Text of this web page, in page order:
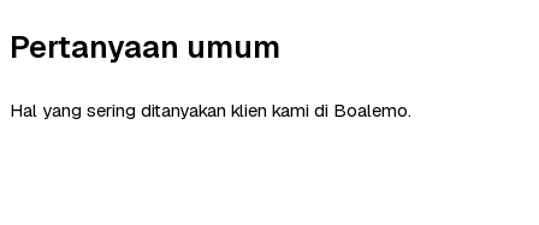
Pertanyaan umum
Hal yang sering ditanyakan klien kami di Boalemo.